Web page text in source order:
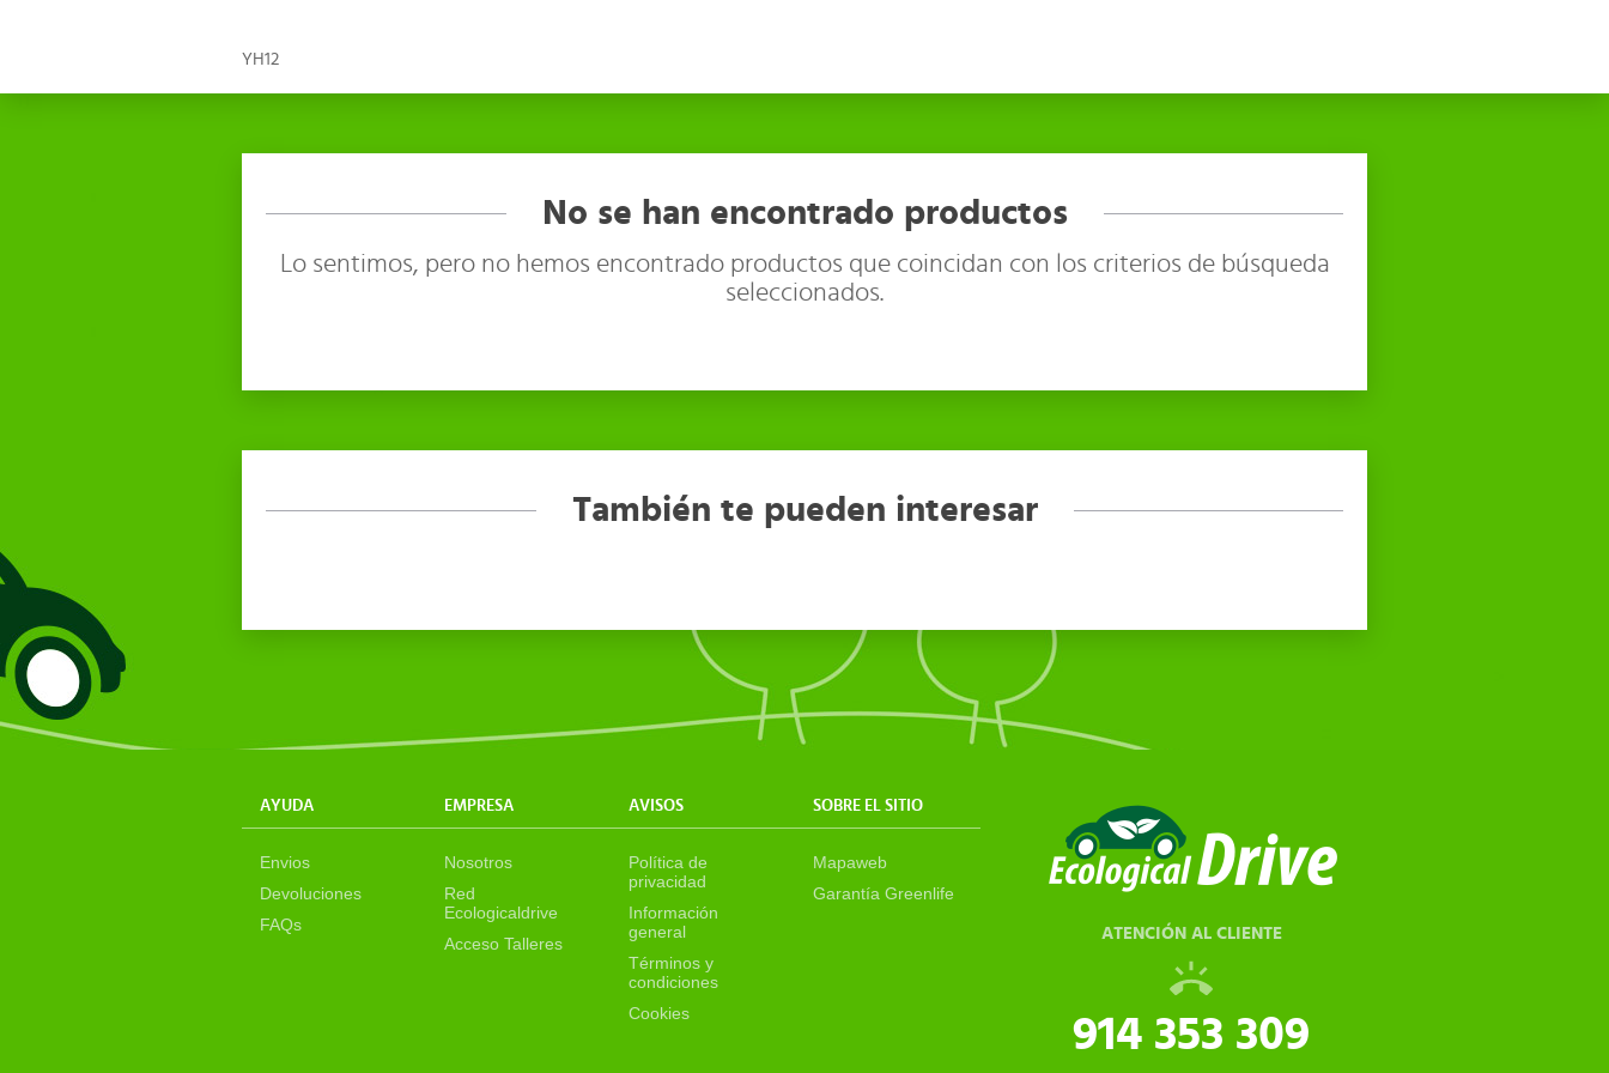
YH12
No se han encontrado productos
Lo sentimos, pero no hemos encontrado productos que coincidan con los criterios de búsqueda
seleccionados.
También te pueden interesar
AYUDA EMPRESA AVISOS SOBRE EL SITIO
Envios
Devoluciones
FAQs
Nosotros
Red
Ecologicaldrive
Acceso Talleres
Política de
privacidad
Información
general
Términos y
condiciones
Cookies
Mapaweb
Garantía Greenlife
ATENCIÓN AL CLIENTE
914 353 309